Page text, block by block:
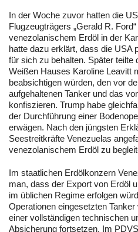
In der Woche zuvor hatten die
Flugzeugträgers „Gerald R.
venezolanischem Erdöl in der
hatte dazu erklärt, dass die USA
für sich zu behalten. Später teilte
Weißen Hauses Karoline Leavitt
beabsichtigen würden, den vor
aufgehaltenen Tanker und das
konfiszieren. Trump habe
der Durchführung einer
erwägen. Nach den jüngsten
Seestreitkräfte Venezuelas
venezolanischem Erdöl zu
Im staatlichen Erdölkonzern
man, dass der Export von Erdöl
im üblichen Regime erfolgen
Operationen eingesetzten
einer vollständigen technischen
Absicherung fortsetzen. Im